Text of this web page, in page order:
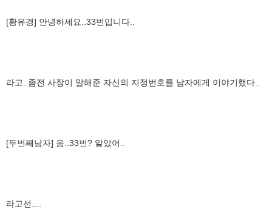
[황유경] 안녕하세요..33번입니다..
라고..좀전 사장이 말해준 자신의 지정번호를 남자에게 이야기했다..
[두번째남자] 음..33번? 알았어..
라고선....